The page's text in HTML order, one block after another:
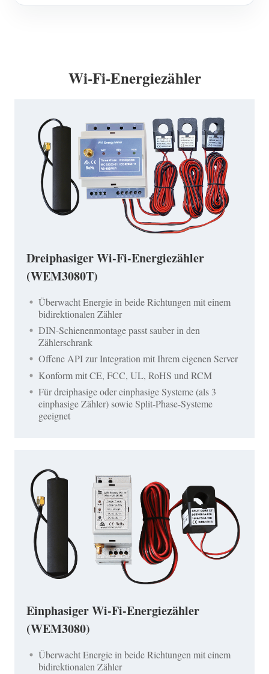
Wi-Fi-Energiezähler
Dreiphasiger Wi-Fi-Energiezähler
(WEM3080T)
Überwacht Energie in beide Richtungen mit einem
bidirektionalen Zähler
DIN-Schienenmontage passt sauber in den
Zählerschrank
Offene API zur Integration mit Ihrem eigenen Server
Konform mit CE, FCC, UL, RoHS und RCM
Für dreiphasige oder einphasige Systeme (als 3
einphasige Zähler) sowie Split-Phase-Systeme
geeignet
Einphasiger Wi-Fi-Energiezähler
(WEM3080)
Überwacht Energie in beide Richtungen mit einem
bidirektionalen Zähler